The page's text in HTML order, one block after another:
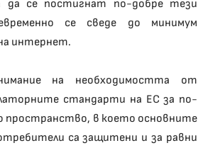
да се постигнат по-добре тези
се сведе до минимум
интернет.
на необходимостта от
стандарти на ЕС за по-
пространство, в което основните
са защитени и за равни